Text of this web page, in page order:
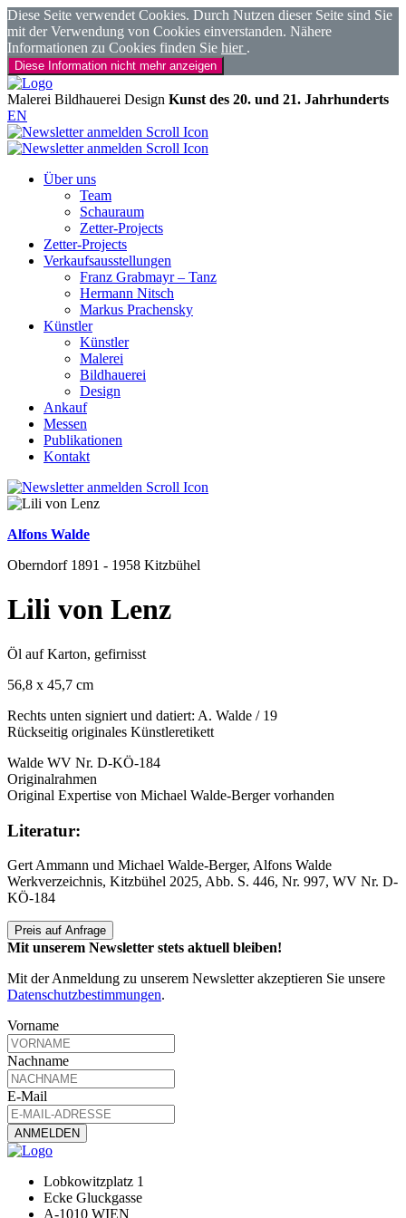
Diese Seite verwendet Cookies. Durch Nutzen dieser Seite sind Sie
mit der Verwendung von Cookies einverstanden. Nähere
Informationen zu Cookies finden Sie hier .
Diese Information nicht mehr anzeigen
Malerei Bildhauerei Design Kunst des 20. und 21. Jahrhunderts
EN
Über uns
Team
Schauraum
Zetter-Projects
Zetter-Projects
Verkaufsausstellungen
Franz Grabmayr – Tanz
Hermann Nitsch
Markus Prachensky
Künstler
Künstler
Malerei
Bildhauerei
Design
Ankauf
Messen
Publikationen
Kontakt
Alfons Walde
Oberndorf 1891 - 1958 Kitzbühel
Lili von Lenz
Öl auf Karton, gefirnisst
56,8 x 45,7 cm
Rechts unten signiert und datiert: A. Walde / 19
Rückseitig originales Künstleretikett
Walde WV Nr. D-KÖ-184
Originalrahmen
Original Expertise von Michael Walde-Berger vorhanden
Literatur:
Gert Ammann und Michael Walde-Berger, Alfons Walde
Werkverzeichnis, Kitzbühel 2025, Abb. S. 446, Nr. 997, WV Nr. D-
KÖ-184
Preis auf Anfrage
Mit unserem Newsletter stets aktuell bleiben!
Mit der Anmeldung zu unserem Newsletter akzeptieren Sie unsere
Datenschutzbestimmungen.
Vorname
Nachname
E-Mail
Lobkowitzplatz 1
Ecke Gluckgasse
A-1010 WIEN